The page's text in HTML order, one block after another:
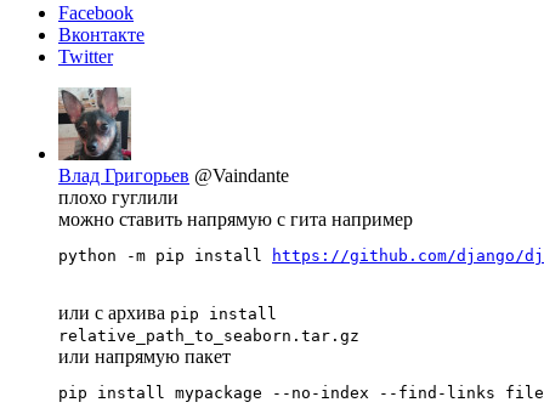
Facebook
Вконтакте
Twitter
Влад Григорьев @Vaindante
плохо гуглили
можно ставить напрямую с гита например
python -m pip install https://github.com/django/
или с архива pip install
relative_path_to_seaborn.tar.gz
или напрямую пакет
pip install mypackage --no-index --find-links